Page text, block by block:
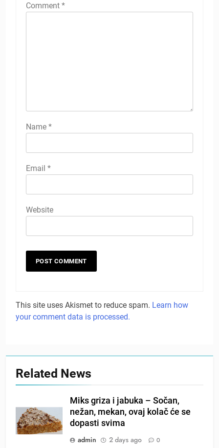
Comment *
Name *
Email *
Website
This site uses Akismet to reduce spam. Learn how
your comment data is processed.
Related News
Miks griza i jabuka – Sočan,
nežan, mekan, ovaj kolač će se
dopasti svima
admin
2 days ago 0